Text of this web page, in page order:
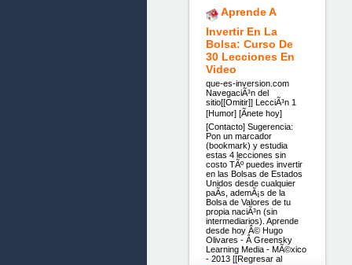
Aprende A
Invertir En La
Bolsa: Curso De
30 Lecciones En
Video
que-es-inversion.com
NavegaciÃ³n del
sitio[[Omitir]] LecciÃ³n 1
[Humor] [Ãnete hoy]
[Contacto] Sugerencia:
Pon un marcador
(bookmark) y estudia
estas 4 lecciones sin
costo TÃº puedes invertir
en las Bolsas de Estados
Unidos desde cualquier
paÃ­s, ademÃ¡s de la
Bolsa de Valores de tu
propia naciÃ³n (sin
intermediarios). Aprende
desde hoy Â© Hugo
Olivares - Â Greensky
Learning Media - MÃ©xico
- 2013 [[Regresar al